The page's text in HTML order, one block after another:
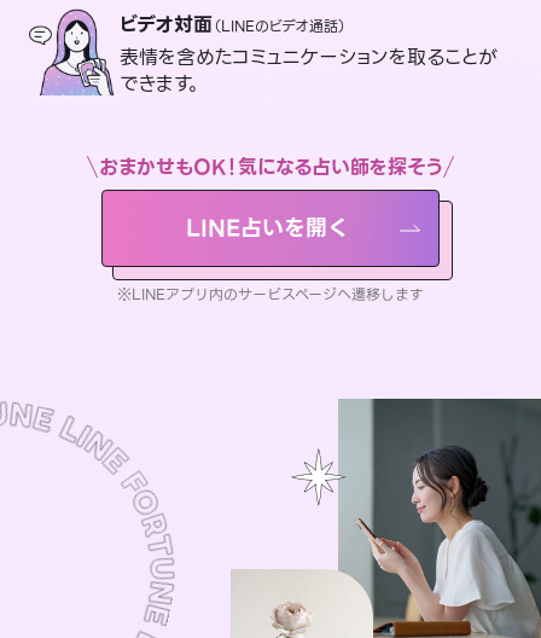
ビデオ対面（LINEのビデオ通話）
表情を含めたコミュニケーションを取ることが
できます。
おまかせもOK！気になる占い師を探そう
LINE占いを開く
※LINEアプリ内のサービスページへ遷移します